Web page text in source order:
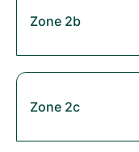
Zone 2b
Zone 2c